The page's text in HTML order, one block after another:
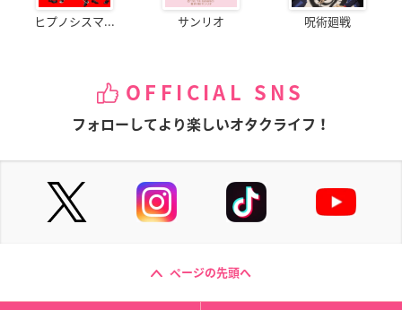
ヒプノシスマ... サンリオ 呪術廻戦
OFFICIAL SNS
フォローしてより楽しいオタクライフ！
ページの先頭へ